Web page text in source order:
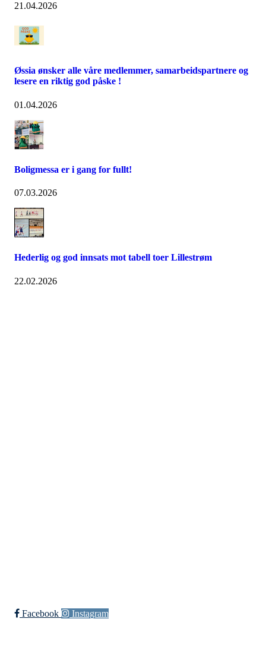
21.04.2026
Øssia ønsker alle våre medlemmer, samarbeidspartnere og
lesere en riktig god påske !
01.04.2026
Boligmessa er i gang for fullt!
07.03.2026
Hederlig og god innsats mot tabell toer Lillestrøm
22.02.2026
Facebook Instagram